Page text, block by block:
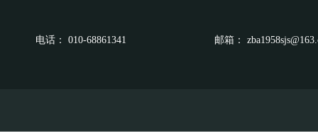
电话： 010-68861341 邮箱：